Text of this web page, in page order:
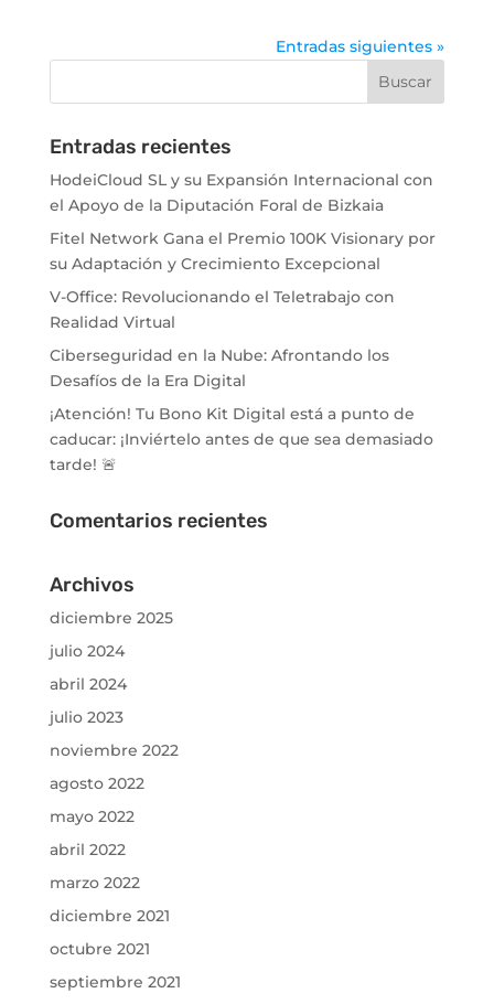
Entradas siguientes »
Entradas recientes
HodeiCloud SL y su Expansión Internacional con
el Apoyo de la Diputación Foral de Bizkaia
Fitel Network Gana el Premio 100K Visionary por
su Adaptación y Crecimiento Excepcional
V-Office: Revolucionando el Teletrabajo con
Realidad Virtual
Ciberseguridad en la Nube: Afrontando los
Desafíos de la Era Digital
¡Atención! Tu Bono Kit Digital está a punto de
caducar: ¡Inviértelo antes de que sea demasiado
tarde! 🚨
Comentarios recientes
Archivos
diciembre 2025
julio 2024
abril 2024
julio 2023
noviembre 2022
agosto 2022
mayo 2022
abril 2022
marzo 2022
diciembre 2021
octubre 2021
septiembre 2021